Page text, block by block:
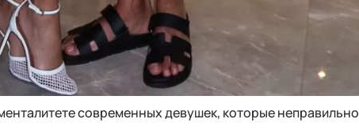
современных девушек, которые неправильно